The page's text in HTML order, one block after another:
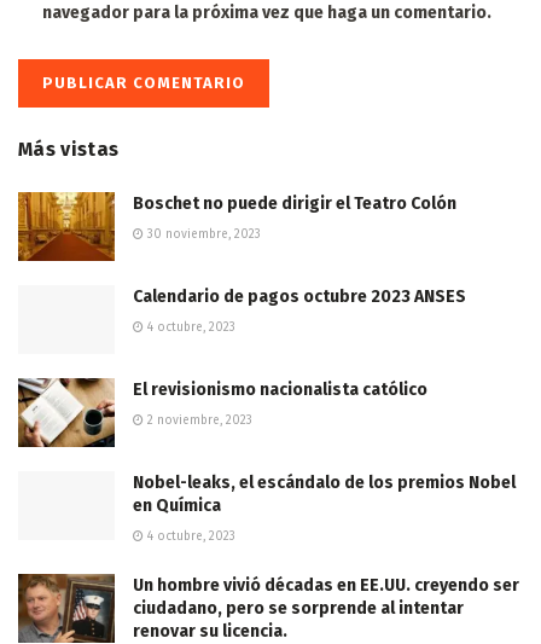
navegador para la próxima vez que haga un comentario.
Más vistas
Boschet no puede dirigir el Teatro Colón
30 noviembre, 2023
Calendario de pagos octubre 2023 ANSES
4 octubre, 2023
El revisionismo nacionalista católico
2 noviembre, 2023
Nobel-leaks, el escándalo de los premios Nobel
en Química
4 octubre, 2023
Un hombre vivió décadas en EE.UU. creyendo ser
ciudadano, pero se sorprende al intentar
renovar su licencia.